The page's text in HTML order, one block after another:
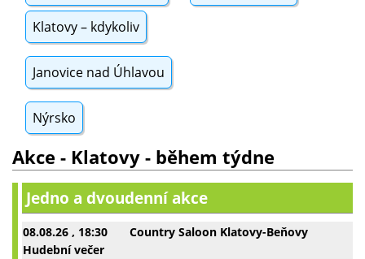
Klatovy – kdykoliv
Janovice nad Úhlavou
Nýrsko
Akce - Klatovy - během týdne
Jedno a dvoudenní akce
08.08.26 , 18:30
Country Saloon Klatovy-Beňovy
Hudební večer